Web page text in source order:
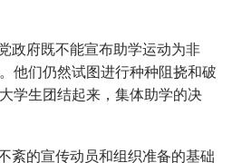
政府既不能宣布助学运动为非
他们仍然试图进行种种阻挠和破
学生团结起来，集体助学的决
紊的宣传动员和组织准备的基础